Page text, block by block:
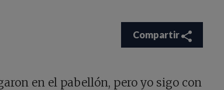
Compartir
en el pabellón, pero yo sigo con